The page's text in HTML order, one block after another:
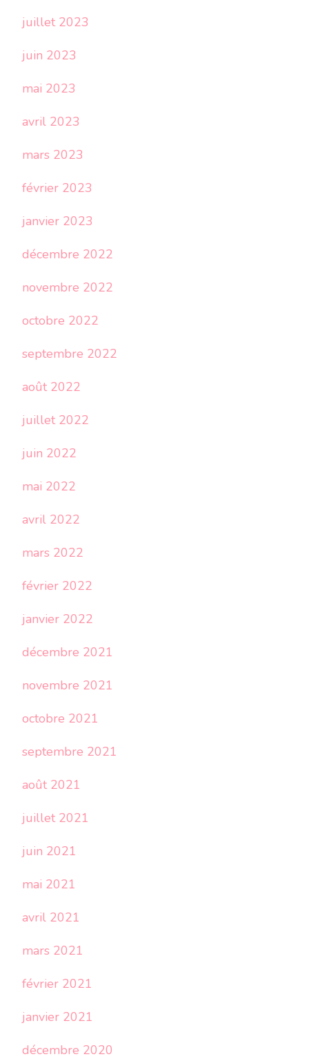
juillet 2023
juin 2023
mai 2023
avril 2023
mars 2023
février 2023
janvier 2023
décembre 2022
novembre 2022
octobre 2022
septembre 2022
août 2022
juillet 2022
juin 2022
mai 2022
avril 2022
mars 2022
février 2022
janvier 2022
décembre 2021
novembre 2021
octobre 2021
septembre 2021
août 2021
juillet 2021
juin 2021
mai 2021
avril 2021
mars 2021
février 2021
janvier 2021
décembre 2020